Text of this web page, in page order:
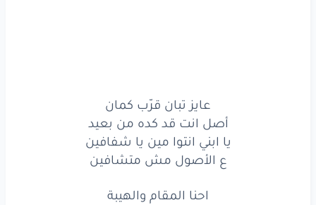
هنعملكم
إغماء
ده كتير عليكواكلامنا
يا صغيرينقدامنا
الناسوعارفةتمامنا
عايز تبان قرّب كمان
أصل انت قد كده من بعيد
يا ابني انتوا مين يا شفافين
ع الأصول مش متشافين
احنا المقام والهيبة